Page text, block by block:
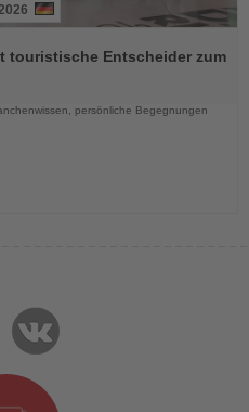
touristische Entscheider zum
persönliche Begegnungen